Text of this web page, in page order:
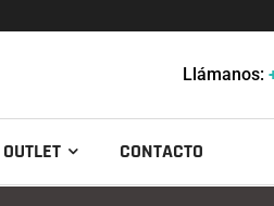
Llámanos:
OUTLET CONTACTO